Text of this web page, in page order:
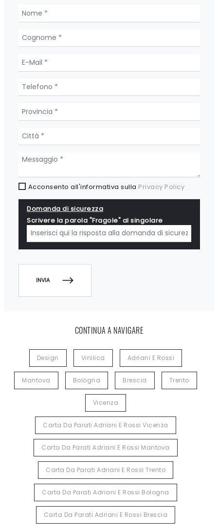
CONTINUA A NAVIGARE
Design Vinilica Adriani E Rossi
Mantova Bologna Brescia Trento
Vicenza
Carta Da Parati Adriani E Rossi Vicenza
Carta Da Parati Adriani E Rossi Mantova
Carta Da Parati Adriani E Rossi Trento
Carta Da Parati Adriani E Rossi Bologna
Carta Da Parati Adriani E Rossi Brescia
Acconsento all'informativa sulla Privacy Policy
Domanda di sicurezza
Scrivere la parola "Fragole" al singolare
INVIA